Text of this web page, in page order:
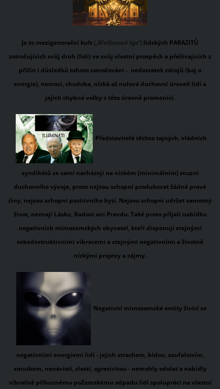
Je to mezigenerační kult („Břečťanová liga“) lidských PARAZITŮ
zotročujících svůj druh (lidi) ve svůj vlastní prospěch a přežívajících z
příčin i důsledků tohoto zotročování - nedostatek zdrojů (boj o
energie), nemoci, chudoba, nízká až nulová duchovní úroveň lidí a
jejich chybné volby z této úrovně pramenící.
Představitelé těchto tajných, vládních
syndikátů se sami nacházejí na nízkém (minimálním) stupni
duchovního vývoje, proto nejsou schopni produkovat žádné pravé
činy, nejsou schopni pozitivního bytí. Nejsou schopni udržet samotný
život, neznají Lásku, Radost ani Pravdu. Také proto přijali nabídku
negativních mimozemských obyvatel, kteří disponují stejnými
sebedestruktivními vibracemi a stejnými negativními a životně
nízkými projevy a zájmy.
Negativní mimozemské entityživící se
negativními energiemi lidí - jejich strachem, bídou, zoufalstvím,
smutkem, nenávistí, zlostí, agresivitou - nemohly odolat a nabídly
vibračně příbuznému poZemskému odpadu lidí spolupráci na vlastní